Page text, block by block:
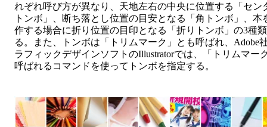
れぞれ呼び方が異なり、天地左右の中央に位置する「セン
トンボ」、断ち落とし位置の目安となる「角トンボ」、本
作する場合に折り位置の目印となる「折りトンボ」の3種
る。また、トンボは「トリムマーク」とも呼ばれ、Adobe
ラフィックデザインソフトのIllustratorでは、「トリムマー
呼ばれるコマンドを使ってトンボを指定する。